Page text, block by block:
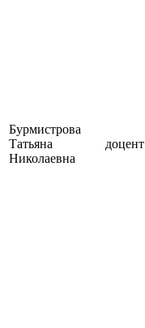
Бурмистрова
Татьяна
Николаевна
доцент